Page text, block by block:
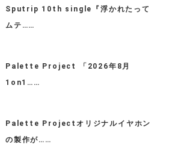
Sputrip 10th single『浮かれたって
ムテ……
Palette Project 「2026年8月
1on1……
Palette Projectオリジナルイヤホン
の製作が……